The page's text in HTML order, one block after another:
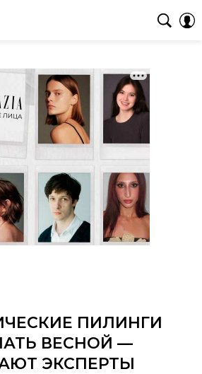
ПИЛИНГИ
ВЕСНОЙ —
ЭКСПЕРТЫ